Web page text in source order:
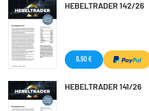
HEBELTRADER 142/26
9,90 €
HEBELTRADER 141/26